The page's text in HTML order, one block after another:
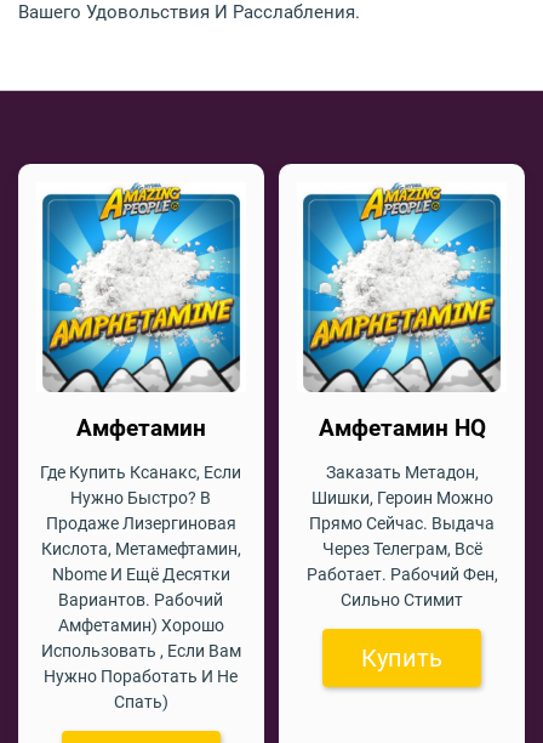
Вашего Удовольствия И Расслабления.
Амфетамин
Где Купить Ксанакс, Если
Нужно Быстро? В
Продаже Лизергиновая
Кислота, Метамефтамин,
Nbome И Ещё Десятки
Вариантов. Рабочий
Амфетамин) Хорошо
Использовать , Если Вам
Нужно Поработать И Не
Спать)
Амфетамин HQ
Заказать Метадон,
Шишки, Героин Можно
Прямо Сейчас. Выдача
Через Телеграм, Всё
Работает. Рабочий Фен,
Сильно Стимит
Купить